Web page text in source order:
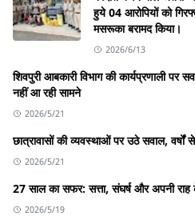
हुये 04 आरोपियों को
मसरूका बरामद किया।
2026/6/13
शिवपुरी आबकारी विभाग की कार्यप्रणाली पर
नहीं आ रही सामने
2026/5/21
छात्रावासों की व्यवस्थाओं पर उठे सवाल, वर्षों
2026/5/21
27 साल का सफर: सत्ता, संघर्ष और अपनी राह
2026/5/19